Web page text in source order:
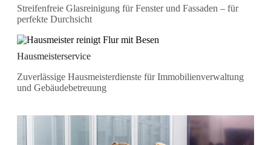
Streifenfreie Glasreinigung für Fenster und Fassaden – für
perfekte Durchsicht
Hausmeisterservice
Zuverlässige Hausmeisterdienste für Immobilienverwaltung
und Gebäudebetreuung